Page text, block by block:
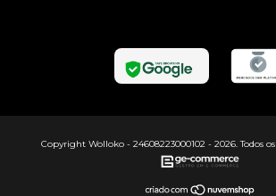
Copyright Wolloko - 24608223000102 - 2026. Todos